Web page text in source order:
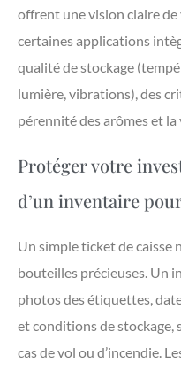
offrent une vision claire
certaines applications
qualité de stockage
lumière, vibrations), des
pérennité des arômes et la
Protéger votre
d’un inventaire
Un simple ticket de caisse
bouteilles précieuses. Un
photos des étiquettes,
et conditions de stockage,
cas de vol ou d’incendie.